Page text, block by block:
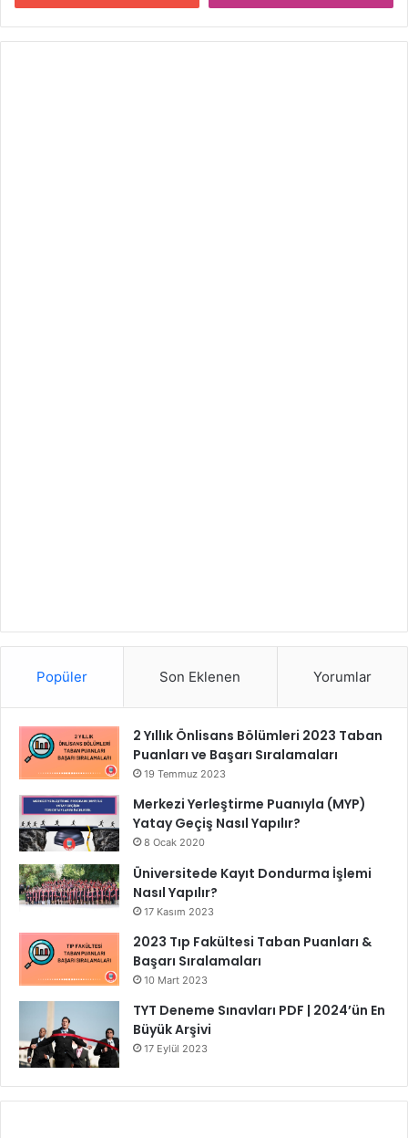
Popüler Son Eklenen Yorumlar
2 Yıllık Önlisans Bölümleri 2023 Taban
Puanları ve Başarı Sıralamaları
19 Temmuz 2023
Merkezi Yerleştirme Puanıyla (MYP)
Yatay Geçiş Nasıl Yapılır?
8 Ocak 2020
Üniversitede Kayıt Dondurma İşlemi
Nasıl Yapılır?
17 Kasım 2023
2023 Tıp Fakültesi Taban Puanları &
Başarı Sıralamaları
10 Mart 2023
TYT Deneme Sınavları PDF | 2024’ün En
Büyük Arşivi
17 Eylül 2023